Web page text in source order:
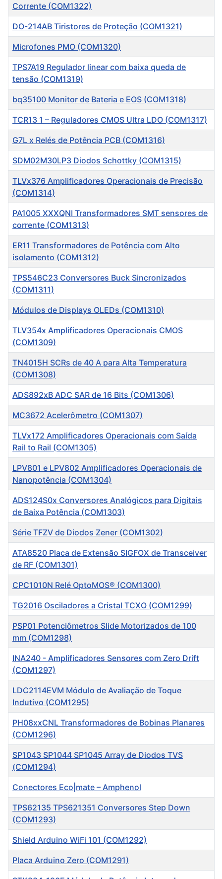
Corrente (COM1322)
DO-214AB Tiristores de Proteção (COM1321)
Microfones PMO (COM1320)
TPS7A19 Regulador linear com baixa queda de
tensão (COM1319)
bq35100 Monitor de Bateria e EOS (COM1318)
TCR13 1 – Reguladores CMOS Ultra LDO (COM1317)
G7L x Relés de Potência PCB (COM1316)
SDM02M30LP3 Diodos Schottky (COM1315)
TLVx376 Amplificadores Operacionais de Precisão
(COM1314)
PA1005 XXXQNI Transformadores SMT sensores de
corrente (COM1313)
ER11 Transformadores de Potência com Alto
isolamento (COM1312)
TPS546C23 Conversores Buck Sincronizados
(COM1311)
Módulos de Displays OLEDs (COM1310)
TLV354x Amplificadores Operacionais CMOS
(COM1309)
TN4015H SCRs de 40 A para Alta Temperatura
(COM1308)
ADS892xB ADC SAR de 16 Bits (COM1306)
MC3672 Acelerômetro (COM1307)
TLVx172 Amplificadores Operacionais com Saída
Rail to Rail (COM1305)
LPV801 e LPV802 Amplificadores Operacionais de
Nanopotência (COM1304)
ADS124S0x Conversores Analógicos para Digitais
de Baixa Potência (COM1303)
Série TFZV de Diodos Zener (COM1302)
ATA8520 Placa de Extensão SIGFOX de Transceiver
de RF (COM1301)
CPC1010N Relé OptoMOS® (COM1300)
TG2016 Osciladores a Cristal TCXO (COM1299)
PSP01 Potenciômetros Slide Motorizados de 100
mm (COM1298)
INA240 - Amplificadores Sensores com Zero Drift
(COM1297)
LDC2114EVM Módulo de Avaliação de Toque
Indutivo (COM1295)
PH08xxCNL Transformadores de Bobinas Planares
(COM1296)
SP1043 SP1044 SP1045 Array de Diodos TVS
(COM1294)
Conectores Eco|mate – Amphenol
TPS62135 TPS621351 Conversores Step Down
(COM1293)
Shield Arduino WiFi 101 (COM1292)
Placa Arduino Zero (COM1291)